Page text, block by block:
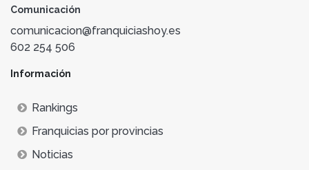
Comunicación
comunicacion@franquiciashoy.es
602 254 506
Información
Rankings
Franquicias por provincias
Noticias